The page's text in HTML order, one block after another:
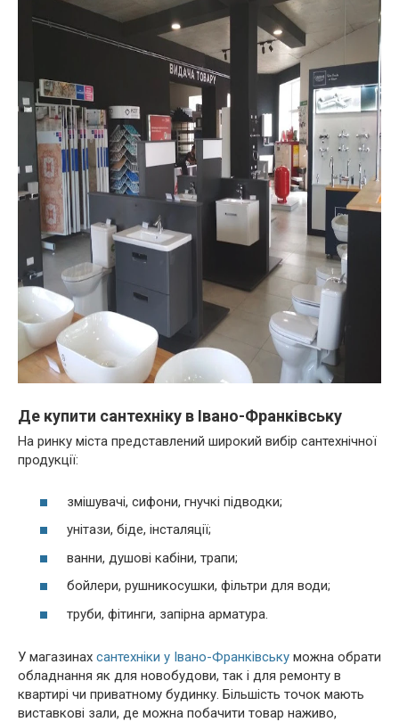
Де купити сантехніку в Івано-Франківську
На ринку міста представлений широкий вибір сантехнічної
продукції:
змішувачі, сифони, гнучкі підводки;
унітази, біде, інсталяції;
ванни, душові кабіни, трапи;
бойлери, рушникосушки, фільтри для води;
труби, фітинги, запірна арматура.
У магазинах сантехніки у Івано-Франківську можна обрати
обладнання як для новобудови, так і для ремонту в
квартирі чи приватному будинку. Більшість точок мають
виставкові зали, де можна побачити товар наживо,